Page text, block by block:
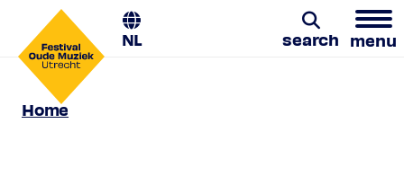
NL search menu
Utrecht, Pieterskerk
Home